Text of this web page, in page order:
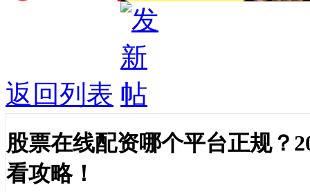
返回列表
股票在线配资哪个平台正规？
看攻略！